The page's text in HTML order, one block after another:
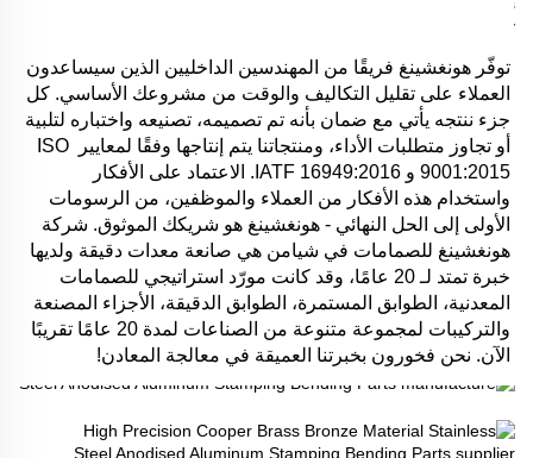
أو تجاوز متطلبات الأداء، ومنتجاتنا يتم إنتاجها وفقًا لمعايير ISO
الآن. نحن فخورون بخبرتنا العميقة في معالجة المعادن!